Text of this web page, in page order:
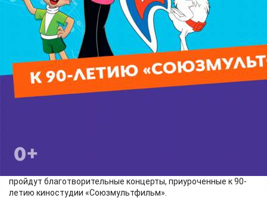
Культура
30.05.2026 10:35504
2 июня во Дворце культуры города Железногорска и 3 июня в
пройдут благотворительные концерты, приуроченные к 90-
летию киностудии «Союзмультфильм».